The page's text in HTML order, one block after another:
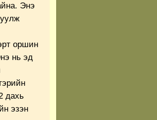
Энэ
оршин
нь эд
дахь
эзэн